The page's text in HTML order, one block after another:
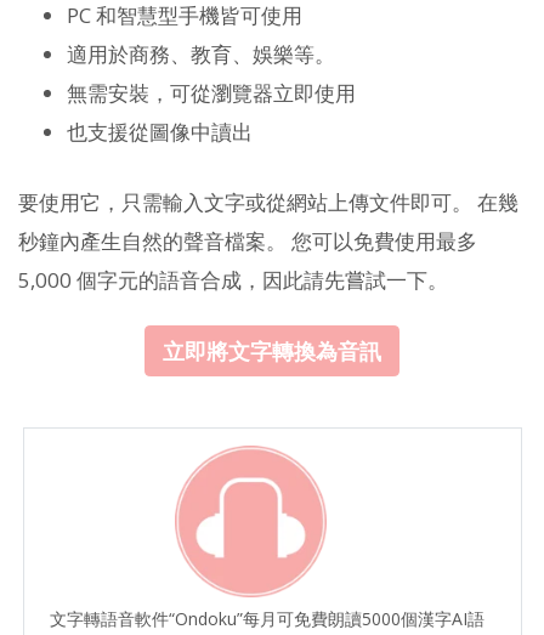
PC 和智慧型手機皆可使用
適用於商務、教育、娛樂等。
無需安裝，可從瀏覽器立即使用
也支援從圖像中讀出
要使用它，只需輸入文字或從網站上傳文件即可。 在幾
秒鐘內產生自然的聲音檔案。 您可以免費使用最多
5,000 個字元的語音合成，因此請先嘗試一下。
立即將文字轉換為音訊
文字轉語音軟件“Ondoku”每月可免費朗讀5000個漢字AI語